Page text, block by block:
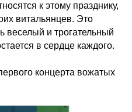
к этому празднику,
витальянцев. Это
веселый и трогательный
в сердце каждого.
концерта вожатых